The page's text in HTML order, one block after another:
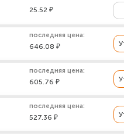
25.52 ₽
последняя цена:
646.08 ₽
последняя цена:
605.76 ₽
последняя цена:
527.36 ₽